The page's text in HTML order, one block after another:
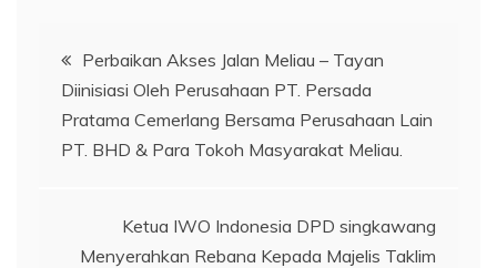
Navigasi
pos
Perbaikan Akses Jalan Meliau – Tayan
Diinisiasi Oleh Perusahaan PT. Persada
Pratama Cemerlang Bersama Perusahaan Lain
PT. BHD & Para Tokoh Masyarakat Meliau.
Ketua IWO Indonesia DPD singkawang
Menyerahkan Rebana Kepada Majelis Taklim